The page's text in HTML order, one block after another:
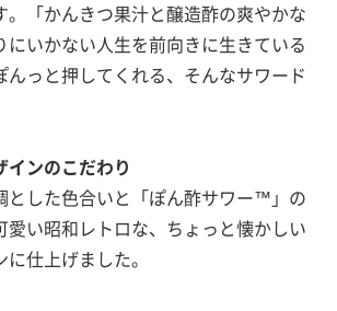
。「かんきつ果汁と醸造酢の爽やかな
にいかない人生を前向きに生きている
んっと押してくれる、そんなサワード
ンのこだわり
とした色合いと「ぽん酢サワー™」の
愛い昭和レトロな、ちょっと懐かしい
仕上げました。